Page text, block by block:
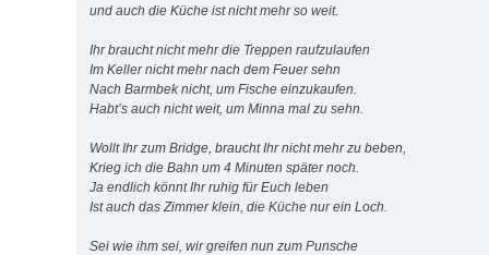
und auch die Küche ist nicht mehr so weit.
Ihr braucht nicht mehr die Treppen raufzulaufen
Im Keller nicht mehr nach dem Feuer sehn
Nach Barmbek nicht, um Fische einzukaufen.
Habt’s auch nicht weit, um Minna mal zu sehn.
Wollt Ihr zum Bridge, braucht Ihr nicht mehr zu beben,
Krieg ich die Bahn um 4 Minuten später noch.
Ja endlich könnt Ihr ruhig für Euch leben
Ist auch das Zimmer klein, die Küche nur ein Loch.
Sei wie ihm sei, wir greifen nun zum Punsche